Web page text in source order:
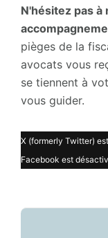
N'hésitez pas
pièges de la
avocats vous
se tiennent à
vous guider.
X (formerly Twitter)
Facebook est